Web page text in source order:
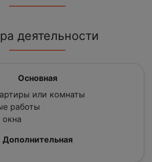
деятельности
Основная
или комнаты
работы
Дополнительная